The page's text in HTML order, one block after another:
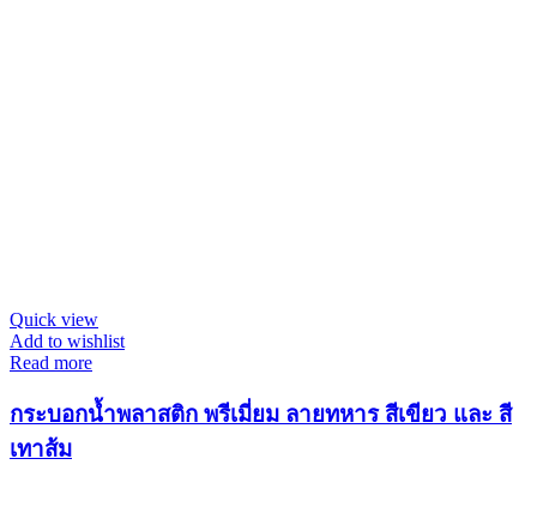
Quick view
Add to wishlist
Read more
กระบอกน้ำพลาสติก พรีเมี่ยม ลายทหาร สีเขียว และ สี
เทาส้ม